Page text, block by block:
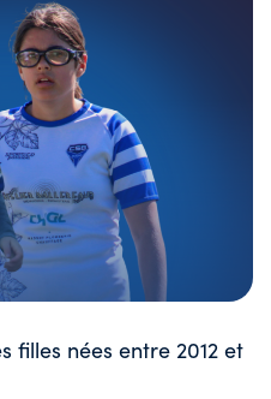
filles nées entre 2012 et